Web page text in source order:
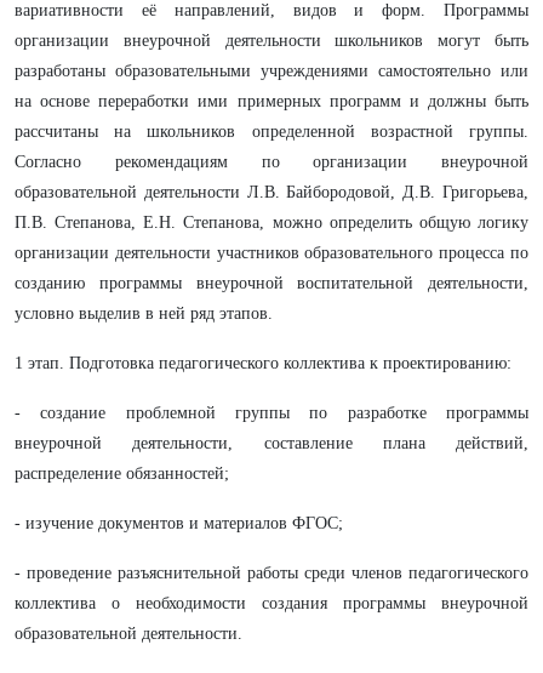
вариативности её направлений, видов и форм. Программы
организации внеурочной деятельности школьников могут быть
разработаны образовательными учреждениями самостоятельно или
на основе переработки ими примерных программ и должны быть
рассчитаны на школьников определенной возрастной группы.
Согласно рекомендациям по организации внеурочной
образовательной деятельности Л.В. Байбородовой, Д.В. Григорьева,
П.В. Степанова, Е.Н. Степанова, можно определить общую логику
организации деятельности участников образовательного процесса по
созданию программы внеурочной воспитательной деятельности,
условно выделив в ней ряд этапов.
1 этап. Подготовка педагогического коллектива к проектированию:
- создание проблемной группы по разработке программы
внеурочной деятельности, составление плана действий,
распределение обязанностей;
- изучение документов и материалов ФГОС;
- проведение разъяснительной работы среди членов педагогического
коллектива о необходимости создания программы внеурочной
образовательной деятельности.